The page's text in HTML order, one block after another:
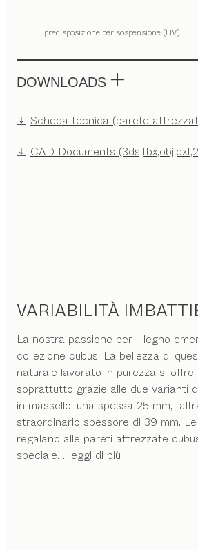
predisposizione per sospensione (HV)
DOWNLOADS
Scheda tecnica (parete
CAD Documents
VARIABILITÀ
La nostra passione per il legno
collezione cubus. La bellezza di
naturale lavorato in purezza si
soprattutto grazie alle due varianti
in massello: una spessa 25 mm,
straordinario spessore di 39 mm.
regalano alle pareti attrezzate
speciale. ...leggi di più